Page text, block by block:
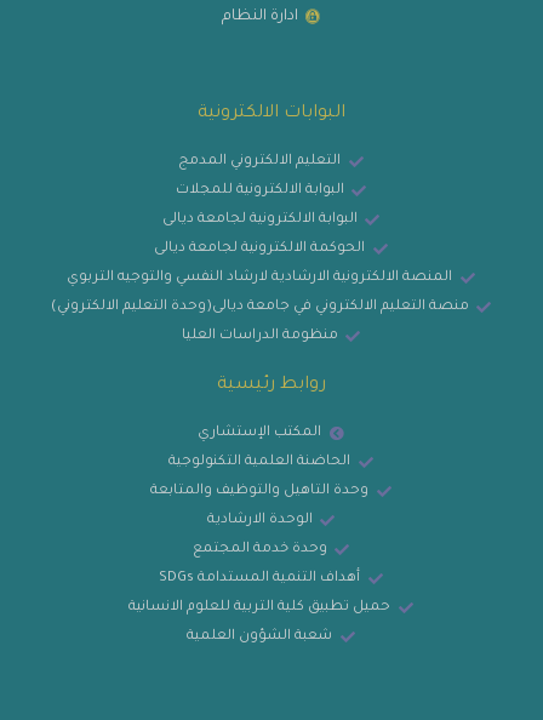
ادارة النظام
البوابات الالكترونية
التعليم الالكتروني المدمج
البوابة الالكترونية للمجلات
البوابة الالكترونية لجامعة ديالى
الحوكمة الالكترونية لجامعة ديالى
المنصة الالكترونية الارشادية لارشاد النفسي والتوجيه التربوي
منصة التعليم الالكتروني في جامعة ديالى(وحدة التعليم الالكتروني)
منظومة الدراسات العليا
روابط رئيسية
المكتب الإستشاري
الحاضنة العلمية التكنولوجية
وحدة التاهيل والتوظيف والمتابعة
الوحدة الارشادية
وحدة خدمة المجتمع
أهداف التنمية المستدامة SDGs
حميل تطبيق كلية التربية للعلوم الانسانية
شعبة الشؤون العلمية